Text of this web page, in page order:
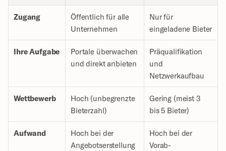
Zugang
Öffentlich für alle
Unternehmen
Nur für
eingeladene Bieter
Ihre Aufgabe
Portale überwachen
und direkt anbieten
Präqualifikation
und
Netzwerkaufbau
Wettbewerb
Hoch (unbegrenzte
Bieterzahl)
Gering (meist 3
bis 5 Bieter)
Aufwand
Hoch bei der
Angebotserstellung
Hoch bei der
Vorab-